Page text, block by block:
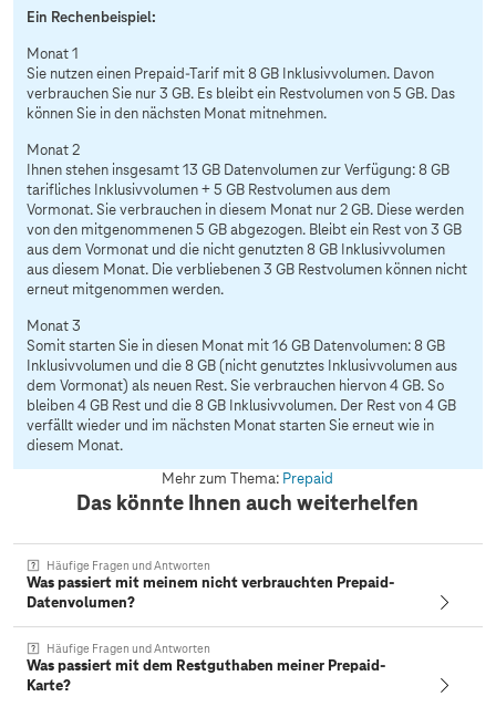
Ein Rechenbeispiel:
Monat 1
Sie nutzen einen Prepaid-Tarif mit 8 GB Inklusivvolumen. Davon
verbrauchen Sie nur 3 GB. Es bleibt ein Restvolumen von 5 GB. Das
können Sie in den nächsten Monat mitnehmen.
Monat 2
Ihnen stehen insgesamt 13 GB Datenvolumen zur Verfügung: 8 GB
tarifliches Inklusivvolumen + 5 GB Restvolumen aus dem
Vormonat. Sie verbrauchen in diesem Monat nur 2 GB. Diese werden
von den mitgenommenen 5 GB abgezogen. Bleibt ein Rest von 3 GB
aus dem Vormonat und die nicht genutzten 8 GB Inklusivvolumen
aus diesem Monat. Die verbliebenen 3 GB Restvolumen können nicht
erneut mitgenommen werden.
Monat 3
Somit starten Sie in diesen Monat mit 16 GB Datenvolumen: 8 GB
Inklusivvolumen und die 8 GB (nicht genutztes Inklusivvolumen aus
dem Vormonat) als neuen Rest. Sie verbrauchen hiervon 4 GB. So
bleiben 4 GB Rest und die 8 GB Inklusivvolumen. Der Rest von 4 GB
verfällt wieder und im nächsten Monat starten Sie erneut wie in
diesem Monat.
Mehr zum Thema: Prepaid
Das könnte Ihnen auch weiterhelfen
Häufige Fragen und Antworten
Was passiert mit meinem nicht verbrauchten Prepaid-
Datenvolumen?
Häufige Fragen und Antworten
Was passiert mit dem Restguthaben meiner Prepaid-
Karte?